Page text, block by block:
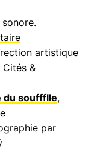
artistique
Cités &
du souffflle,
par